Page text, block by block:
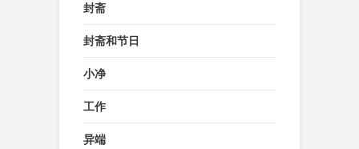
封斋
封斋和节日
小净
工作
异端